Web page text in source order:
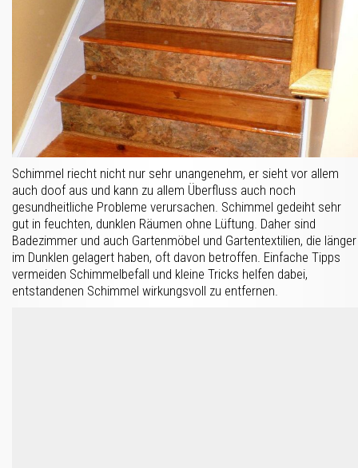
Schimmel riecht nicht nur sehr unangenehm, er sieht vor allem
auch doof aus und kann zu allem Überfluss auch noch
gesundheitliche Probleme verursachen. Schimmel gedeiht sehr
gut in feuchten, dunklen Räumen ohne Lüftung. Daher sind
Badezimmer und auch Gartenmöbel und Gartentextilien, die länger
im Dunklen gelagert haben, oft davon betroffen. Einfache Tipps
vermeiden Schimmelbefall und kleine Tricks helfen dabei,
entstandenen Schimmel wirkungsvoll zu entfernen.